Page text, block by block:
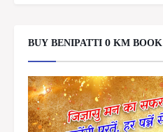
BUY BENIPATTI 0 KM BOOK